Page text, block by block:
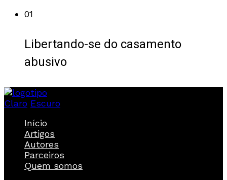
01
Libertando-se do casamento
abusivo
Claro Escuro
Início
Artigos
Autores
Parceiros
Quem somos